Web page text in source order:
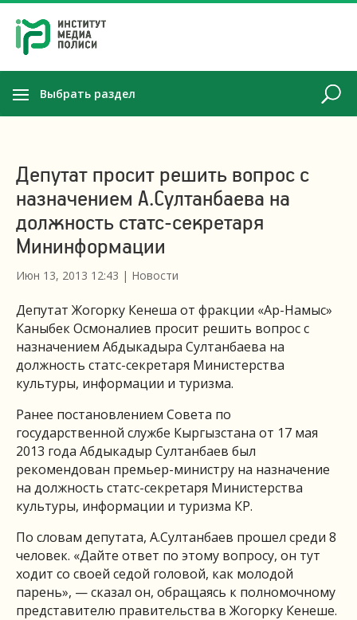
Выбрать раздел
Депутат просит решить вопрос с
назначением А.Султанбаева на
должность статс-секретаря
Мининформации
Июн 13, 2013 12:43 | Новости
Депутат Жогорку Кенеша от фракции «Ар-Намыс»
Каныбек Осмоналиев просит решить вопрос с
назначением Абдыкадыра Султанбаева на
должность статс-секретаря Министерства
культуры, информации и туризма.
Ранее постановлением Совета по
государственной службе Кыргызстана от 17 мая
2013 года Абдыкадыр Султанбаев был
рекомендован премьер-министру на назначение
на должность статс-секретаря Министерства
культуры, информации и туризма КР.
По словам депутата, А.Султанбаев прошел среди 8
человек. «Дайте ответ по этому вопросу, он тут
ходит со своей седой головой, как молодой
парень», — сказал он, обращаясь к полномочному
представителю правительства в Жогорку Кенеше.